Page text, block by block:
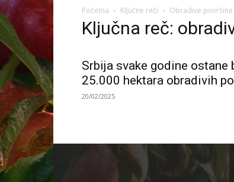
Početna Ključne reči Obradive površine
Ključna reč:
Srbija svake godine ostane
25.000 hektara obradivih
20/02/2025